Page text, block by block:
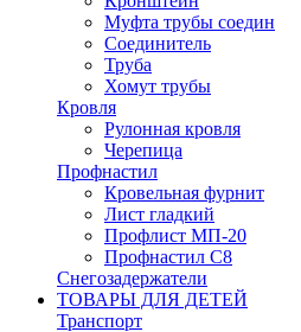
Муфта трубы соедин
Соединитель
Труба
Хомут трубы
Кровля
Рулонная кровля
Черепица
Профнастил
Кровельная фурнит
Лист гладкий
Профлист МП-20
Профнастил С8
Снегозадержатели
ТОВАРЫ ДЛЯ ДЕТЕЙ
Транспорт